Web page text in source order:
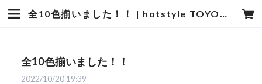
全10色揃いました！！ | hotstyle TOYOOKA
全10色揃いました！！
2022/10/20 19:39